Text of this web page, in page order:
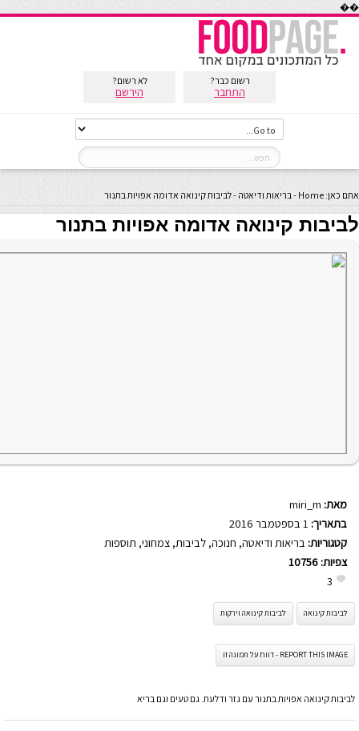
��
רשום כבר?
התחבר
לא רשום?
הירשם
אתם כאן: Home
-בריאות ודיאטה -לביבות קינואה אדומה אפויות בתנור
לביבות קינואה אדומה אפויות בתנור
מאת: miri_m
בתאריך:
קטגוריות: בריאות ודיאטה, חנוכה, לביבות, צמחוני, תוספות
צפיות: 10756
3
לביבות קינואה לביבות קינואה וירקות
REPORT THIS IMAGE - דווח על תמונה זו
לביבות קינואה אפויות בתנור עם גזר ודלעת. גם טעים וגם בריא